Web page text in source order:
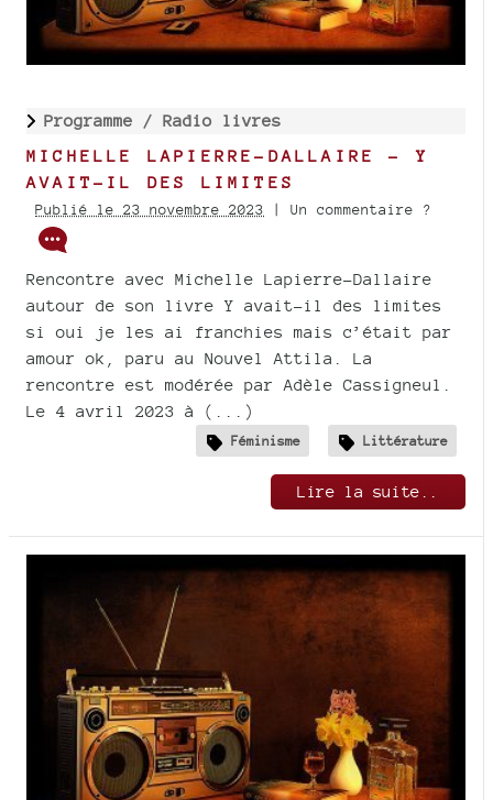
Programme / Radio livres
MICHELLE LAPIERRE-DALLAIRE - Y
AVAIT-IL DES LIMITES
Publié le 23 novembre 2023 | Un commentaire ?
Rencontre avec Michelle Lapierre-Dallaire
autour de son livre Y avait-il des limites
si oui je les ai franchies mais c’était par
amour ok, paru au Nouvel Attila. La
rencontre est modérée par Adèle Cassigneul.
Le 4 avril 2023 à (...)
Féminisme Littérature
Lire la suite..